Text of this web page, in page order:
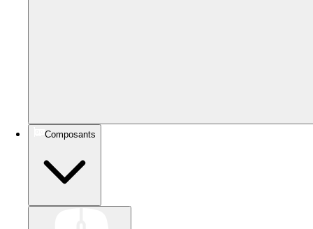
Composants